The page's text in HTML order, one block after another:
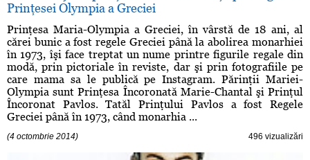
Prinţesei Olympia a Greciei
Prinţesa Maria-Olympia a Greciei, în vârstă de 18 ani, al
cărei bunic a fost regele Greciei până la abolirea monarhiei
în 1973, îşi face treptat un nume printre figurile regale din
modă, prin pictoriale în reviste, dar şi prin fotografiile pe
care mama sa le publică pe Instagram. Părinţii Mariei-
Olympia sunt Prinţesa Încoronată Marie-Chantal şi Prinţul
Încoronat Pavlos. Tatăl Prinţului Pavlos a fost Regele
Greciei până în 1973, când monarhia ...
(4 octombrie 2014) 496 vizualizări